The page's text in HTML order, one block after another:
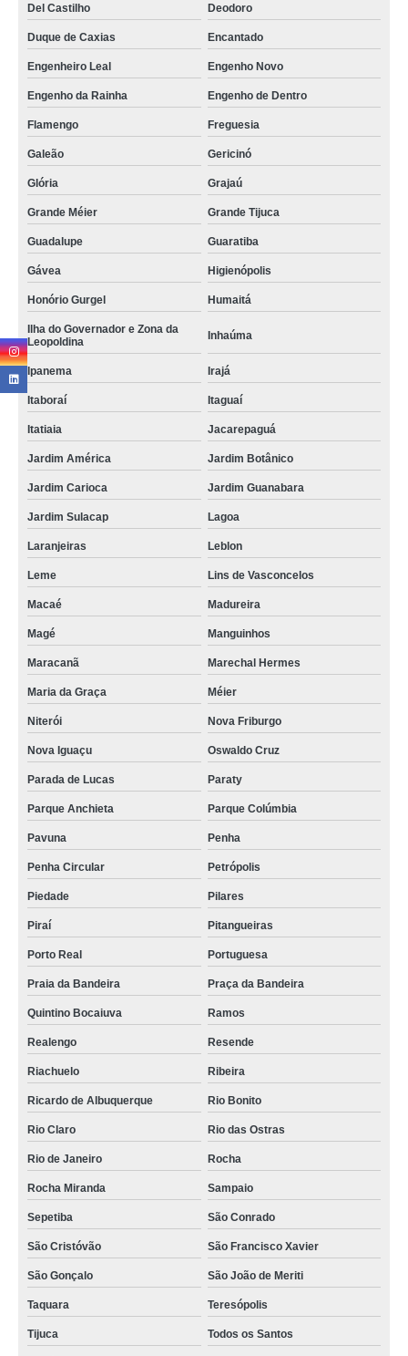
Del Castilho Deodoro
Duque de Caxias Encantado
Engenheiro Leal Engenho Novo
Engenho da Rainha Engenho de Dentro
Flamengo Freguesia
Galeão Gericinó
Glória Grajaú
Grande Méier Grande Tijuca
Guadalupe Guaratiba
Gávea Higienópolis
Honório Gurgel Humaitá
Ilha do Governador e Zona da
Leopoldina
Inhaúma
Ipanema Irajá
Itaboraí Itaguaí
Itatiaia Jacarepaguá
Jardim América Jardim Botânico
Jardim Carioca Jardim Guanabara
Jardim Sulacap Lagoa
Laranjeiras Leblon
Leme Lins de Vasconcelos
Macaé Madureira
Magé Manguinhos
Maracanã Marechal Hermes
Maria da Graça Méier
Niterói Nova Friburgo
Nova Iguaçu Oswaldo Cruz
Parada de Lucas Paraty
Parque Anchieta Parque Colúmbia
Pavuna Penha
Penha Circular Petrópolis
Piedade Pilares
Piraí Pitangueiras
Porto Real Portuguesa
Praia da Bandeira Praça da Bandeira
Quintino Bocaiuva Ramos
Realengo Resende
Riachuelo Ribeira
Ricardo de Albuquerque Rio Bonito
Rio Claro Rio das Ostras
Rio de Janeiro Rocha
Rocha Miranda Sampaio
Sepetiba São Conrado
São Cristóvão São Francisco Xavier
São Gonçalo São João de Meriti
Taquara Teresópolis
Tijuca Todos os Santos